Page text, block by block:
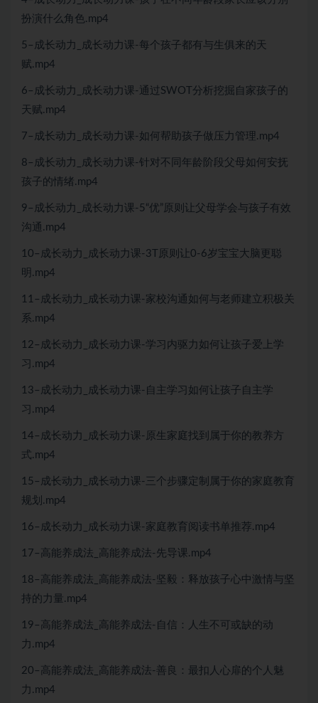
扮演什么角色.mp4
5–成长动力_成长动力课-每个孩子都有与生俱来的天
赋.mp4
6–成长动力_成长动力课-通过SWOT分析挖掘自家孩子的
天赋.mp4
7–成长动力_成长动力课-如何帮助孩子做压力管理.mp4
8–成长动力_成长动力课-针对不同年龄阶段父母如何安抚
孩子的情绪.mp4
9–成长动力_成长动力课-5“优”原则让父母学会与孩子有效
沟通.mp4
10–成长动力_成长动力课-3T原则让0-6岁宝宝大脑更聪
明.mp4
11–成长动力_成长动力课-家校沟通如何与老师建立积极关
系.mp4
12–成长动力_成长动力课-学习内驱力如何让孩子爱上学
习.mp4
13–成长动力_成长动力课-自主学习如何让孩子自主学
习.mp4
14–成长动力_成长动力课-原生家庭找到属于你的教养方
式.mp4
15–成长动力_成长动力课-三个步骤定制属于你的家庭教育
规划.mp4
16–成长动力_成长动力课-家庭教育阅读书单推荐.mp4
17–高能养成法_高能养成法-先导课.mp4
18–高能养成法_高能养成法-坚毅：释放孩子心中激情与坚
持的力量.mp4
19–高能养成法_高能养成法-自信：人生不可或缺的动
力.mp4
20–高能养成法_高能养成法-善良：最扣人心扉的个人魅
力.mp4